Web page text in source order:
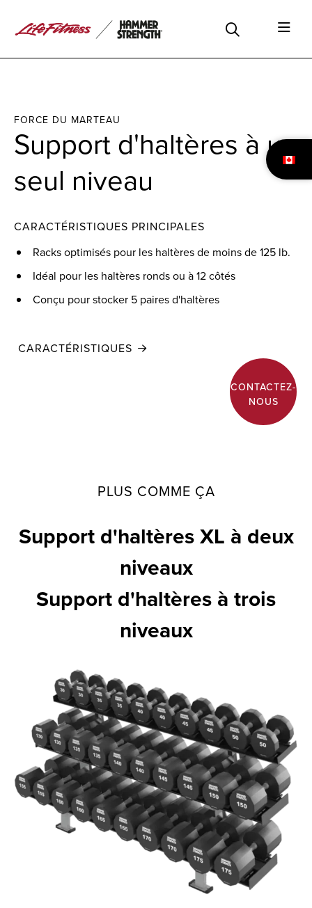
FORCE DU MARTEAU
Support d'haltères à un
seul niveau
CARACTÉRISTIQUES PRINCIPALES
Racks optimisés pour les haltères de moins de 125 lb.
Idéal pour les haltères ronds ou à 12 côtés
Conçu pour stocker 5 paires d'haltères
CARACTÉRISTIQUES
CONTACTEZ-
NOUS
PLUS COMME ÇA
Support d'haltères XL à deux
niveaux
Support d'haltères à trois
niveaux